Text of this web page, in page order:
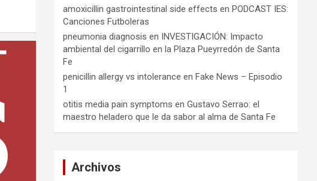
amoxicillin gastrointestinal side effects enPODCAST IES:
Canciones Futboleras
pneumonia diagnosis en INVESTIGACIÓN: Impacto
ambiental del cigarrillo en la Plaza Pueyrredón de Santa
Fe
penicillin allergy vs intolerance enFake News – Episodio
1
otitis media pain symptoms enGustavo Serrao: el
maestro heladero que le da sabor al alma de Santa Fe
Archivos